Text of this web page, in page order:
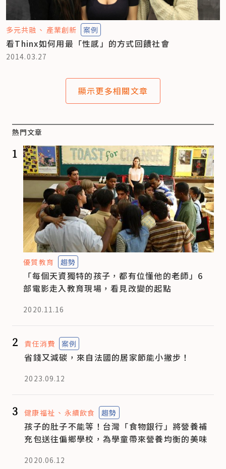
多元共融 產業創新 案例
看Thinx如何用最「性感」的方式回饋社會
2014.03.27
顯示更多相關文章
熱門文章
1
優質教育 趨勢
「每個天資獨特的孩子，都有位懂他的老師」6
部電影走入教育現場，看見改變的起點
2020.11.16
2 責任消費 案例
省錢又減碳，來自法國的居家節能小撇步！
2023.09.12
3 健康福祉 永續飲食 趨勢
孩子的肚子不能等！台灣「食物銀行」將營養補
充包送往偏鄉學校，為學童帶來營養均衡的美味
2020.06.12